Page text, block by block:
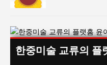
한중미술 교류의 플